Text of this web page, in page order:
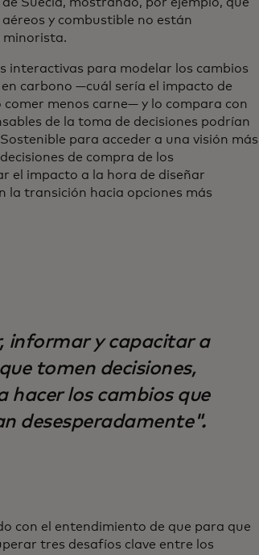
Suecia, mostrando, por ejemplo, que
y combustible no están
minorista.
interactivas para modelar los cambios
carbono —cuál sería el impacto de
menos carne— y lo compara con
de la toma de decisiones podrían
para acceder a una visión más
de compra de los
el impacto a la hora de diseñar
la transición hacia opciones más
informar y capacitar a
tomen decisiones,
hacer los cambios que
desesperadamente".
con el entendimiento de que para que
tres desafíos clave entre los